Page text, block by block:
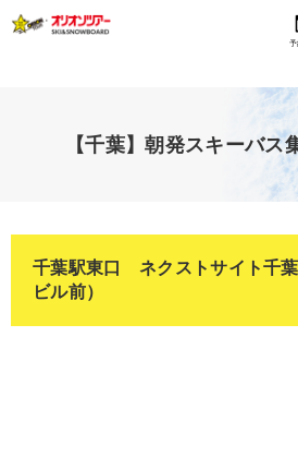
予
【千葉】朝発スキーバス
千葉駅東口 ネクストサイト千
ビル前）